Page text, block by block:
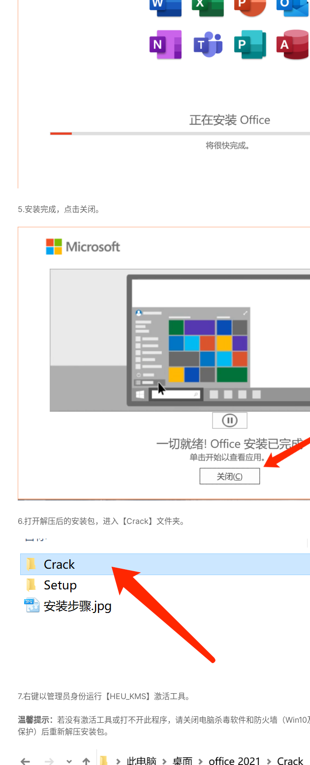
5.安装完成，点击关闭。
6.打开解压后的安装包，进入【Crack】文件夹。
7.右键以管理员身份运行【HEU_KMS】激活工具。
温馨提示： 若没有激活工具或打不开此程序，请关闭电脑杀毒软件和防火墙（
保护）后重新解压安装包。